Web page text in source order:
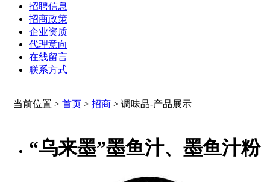
招聘信息
招商政策
企业资质
代理意向
在线留言
联系方式
当前位置 > 首页 > 招商 > 调味品-产品展示
“乌来墨”墨鱼汁、墨鱼汁粉